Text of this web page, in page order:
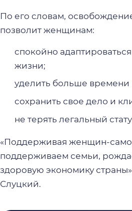
По его словам,
позволит женщинам:
спокойно
жизни;
уделить больше времени
сохранить свое дело и
не терять легальный
«Поддерживая женщин-
поддерживаем семьи,
здоровую экономику
Слуцкий.